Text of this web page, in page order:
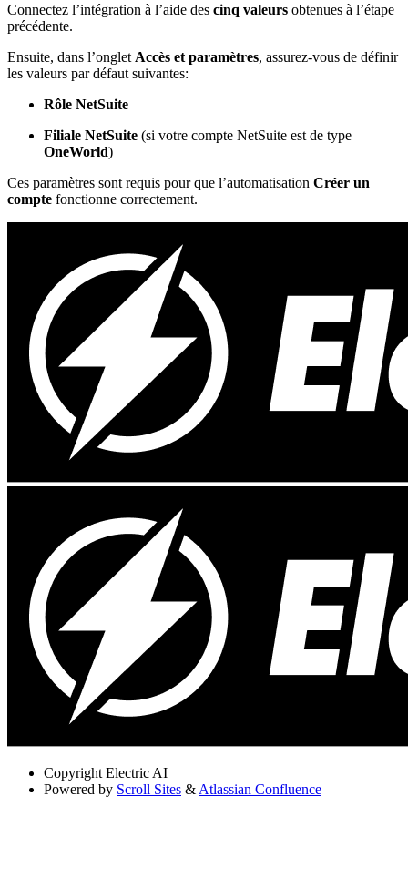
Connectez l’intégration à l’aide des cinq valeurs obtenues à l’étape
précédente.
Ensuite, dans l’onglet Accès et paramètres, assurez-vous de définir
les valeurs par défaut suivantes:
Rôle NetSuite
Filiale NetSuite (si votre compte NetSuite est de type
OneWorld)
Ces paramètres sont requis pour que l’automatisation Créer un
compte fonctionne correctement.
Copyright Electric AI
Powered by Scroll Sites & Atlassian Confluence